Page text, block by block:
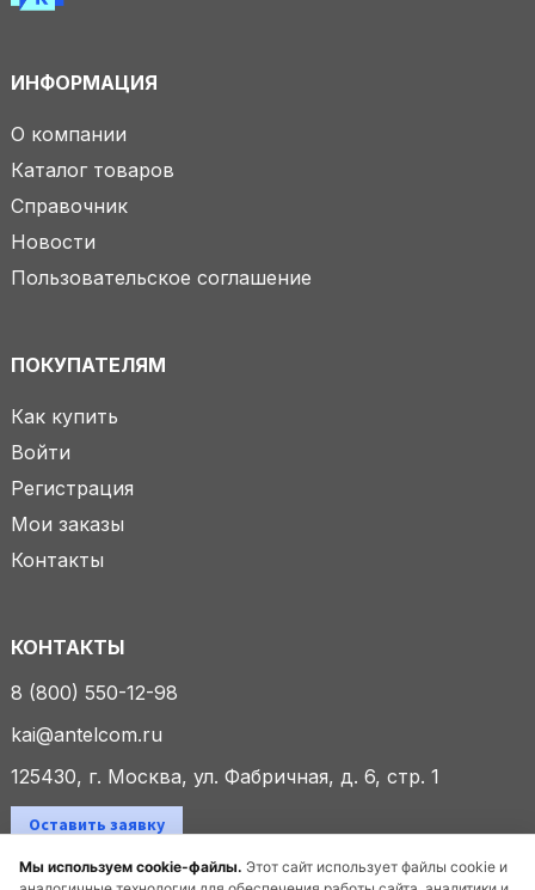
Мы используем cookie-файлы. Этот сайт использует файлы cookie и
ИНФОРМАЦИЯ
О компании
Каталог товаров
Справочник
Новости
Пользовательское соглашение
ПОКУПАТЕЛЯМ
Как купить
Войти
Регистрация
Мои заказы
Контакты
КОНТАКТЫ
8 (800) 550-12-98
kai@antelcom.ru
125430, г. Москва, ул. Фабричная, д. 6, стр. 1
Оставить заявку